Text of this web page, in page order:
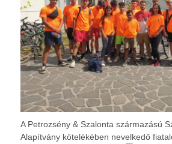
A Petrozsény & Szalonta származású
Alapítvány kötelékében nevelkedő